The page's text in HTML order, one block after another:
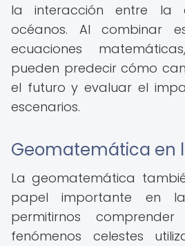
la interacción entre la
océanos. Al combinar
ecuaciones
pueden predecir cómo
el futuro y evaluar el
escenarios.
Geomatemática en
La geomatemática
papel importante en
permitirnos
fenómenos celestes